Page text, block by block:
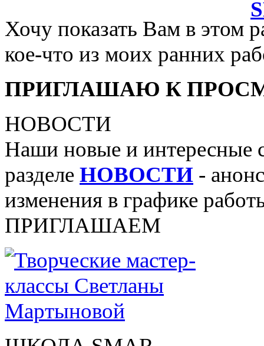
Хочу показать Вам в этом
кое-что из моих ранних
ПРИГЛАШАЮ К
НОВОСТИ
Наши новые и интересные
разделе НОВОСТИ -
изменения в графике
ПРИГЛАШАЕМ